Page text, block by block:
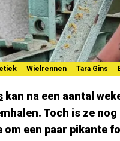
Wielrennen Tara Gins
kan na een aantal
Toch is ze
om een paar pikante